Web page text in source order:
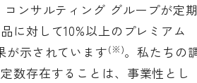
ンサルティング グループが定
に対して10%以上のプレミアム
が示されています(※)。私たちの
数存在することは、事業性とし